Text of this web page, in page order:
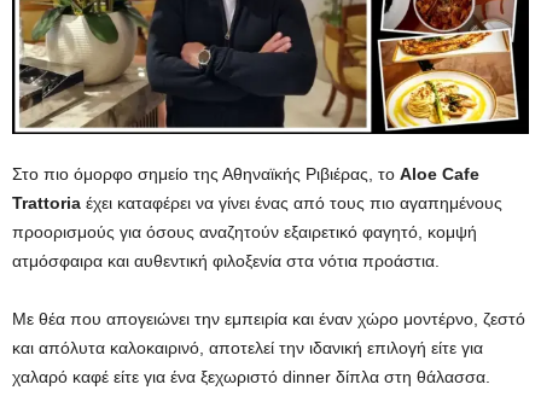
Στο πιο όμορφο σημείο της Αθηναϊκής Ριβιέρας, το Aloe Cafe
Trattoria έχει καταφέρει να γίνει ένας από τους πιο αγαπημένους
προορισμούς για όσους αναζητούν εξαιρετικό φαγητό, κομψή
ατμόσφαιρα και αυθεντική φιλοξενία στα νότια προάστια.
Με θέα που απογειώνει την εμπειρία και έναν χώρο μοντέρνο, ζεστό
και απόλυτα καλοκαιρινό, αποτελεί την ιδανική επιλογή είτε για
χαλαρό καφέ είτε για ένα ξεχωριστό dinner δίπλα στη θάλασσα.